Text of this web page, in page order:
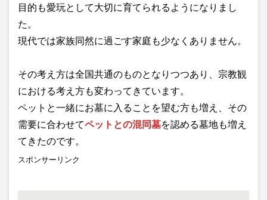
目的も愛玩として大切に育てられるようになりまし
た。
現代では家族同然に過ごす家庭も少なくありません。
その考え方は全国共通のものとなりつつあり、宗教観
における考え方も変わってきています。
ペットと一緒にお墓に入ることを望む方も増え、その
需要に合わせてペットとの混同墓を認める墓地も増え
てきたのです。
スポンサーリンク